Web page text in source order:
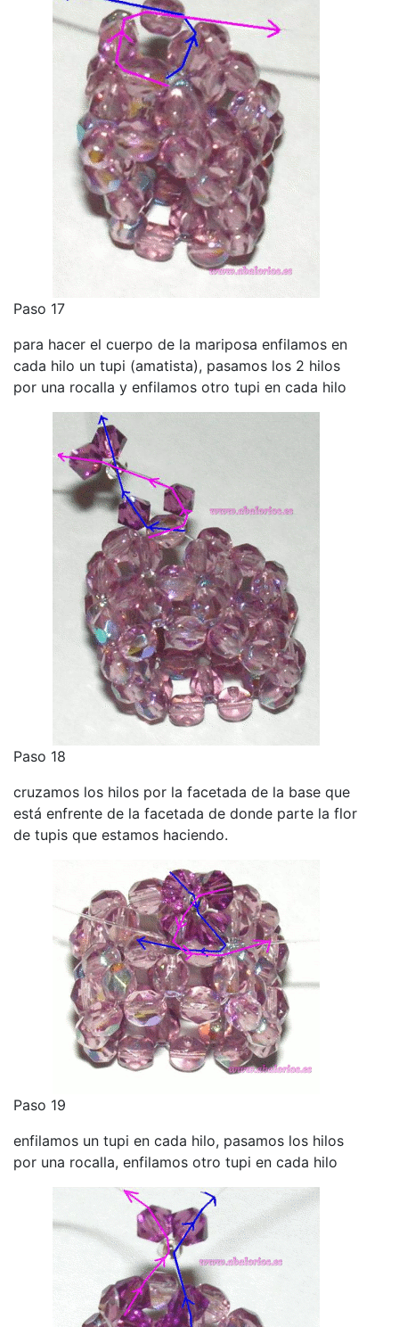
Paso 17
para hacer el cuerpo de la mariposa enfilamos en
cada hilo un tupi (amatista), pasamos los 2 hilos
por una rocalla y enfilamos otro tupi en cada hilo
Paso 18
cruzamos los hilos por la facetada de la base que
está enfrente de la facetada de donde parte la flor
de tupis que estamos haciendo.
Paso 19
enfilamos un tupi en cada hilo, pasamos los hilos
por una rocalla, enfilamos otro tupi en cada hilo